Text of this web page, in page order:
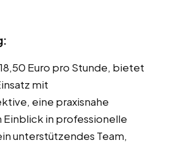
Euro pro Stunde, bietet
mit
eine praxisnahe
Einblick in professionelle
unterstützendes Team,